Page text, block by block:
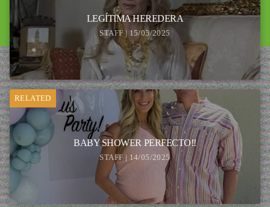
LEGÍTIMA HEREDERA
STAFF | 15/05/2025
RELATED
BABY SHOWER PERFECTO!!
STAFF | 14/05/2025